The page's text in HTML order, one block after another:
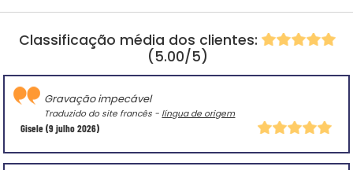
Classificação média dos clientes:
(5.00/5)
Gisele(9 julho 2026)
Gravação impecável
Traduzido do site francês - língua de origem